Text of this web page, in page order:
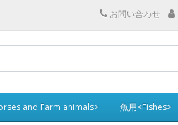
お問い合わせ
and Farm animals> 魚用<Fishes>